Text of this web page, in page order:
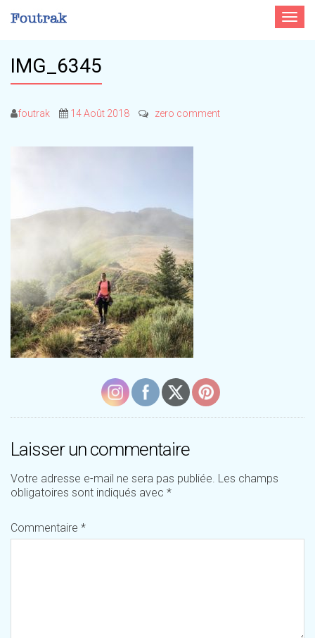
Toggle
IMG_6345
foutrak 14 Août 2018 zero comment
Laisser un commentaire
Votre adresse e-mail ne sera pas publiée. Les champs
obligatoires sont indiqués avec *
Commentaire *